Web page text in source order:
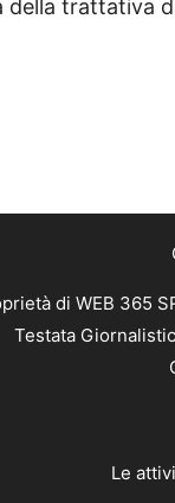
della trattativa
di WEB 365
Testata
Le